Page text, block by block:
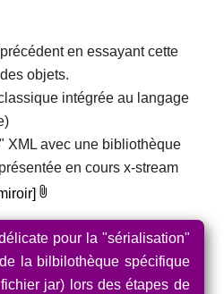
en essayant cette
objets.
intégrée au langage
XML avec une bibliothèque
en cours x-stream
pour la "sérialisation"
la bilbilothèque spécifique
jar) lors des étapes de